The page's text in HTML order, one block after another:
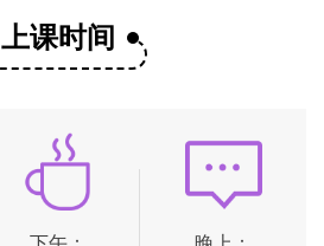
上课时间